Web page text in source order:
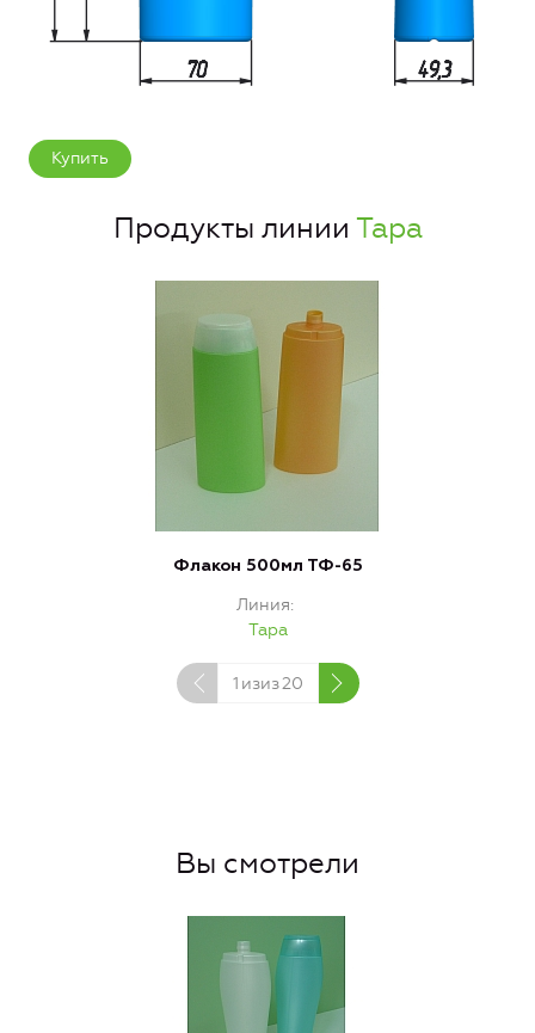
Купить
Продукты линии Тара
Флакон 500мл ТФ-65
Линия
Тара
1 изиз20
Вы смотрели